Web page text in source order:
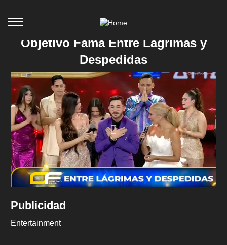
Objetivo Fama Entre Lágrimas y
Despedidas
Publicidad
Entertainment